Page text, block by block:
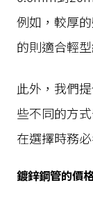
例如，較厚
的則適合輕
此外，我們
些不同的方
在選擇時務
鍍鋅鋼管的價